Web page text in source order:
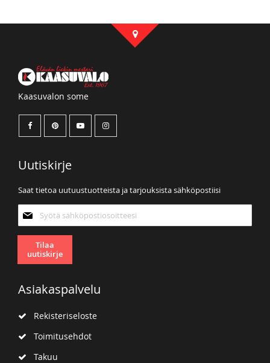
Kaasuvalon some
Uutiskirje
Saat tietoa uutuustuotteista ja tarjouksista sähköpostiisi
uutiskirjeemme:
Tilaa
uutiskirje
Asiakaspalvelu
Rekisteriseloste
Toimitusehdot
Takuu